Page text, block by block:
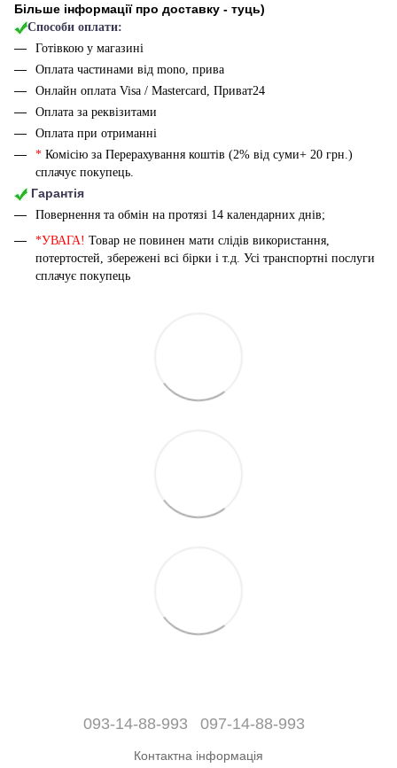
Більше інформації про доставку - туць)
Способи оплати:
Готівкою у магазині
Оплата частинами від mono, прива
Онлайн оплата Visa / Mastercard, Приват24
Оплата за реквізитами
Оплата при отриманні
* Комісію за Перерахування коштів (2% від суми+ 20 грн.)
сплачує покупець.
Гарантія
Повернення та обмін на протязі 14 календарних днів;
*УВАГА! Товар не повинен мати слідів використання,
потертостей, збережені всі бірки і т.д. Усі транспортні послуги
сплачує покупець
093-14-88-993 097-14-88-993
Контактна інформація